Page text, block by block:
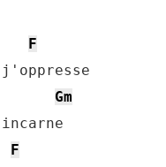
F
Gm
F